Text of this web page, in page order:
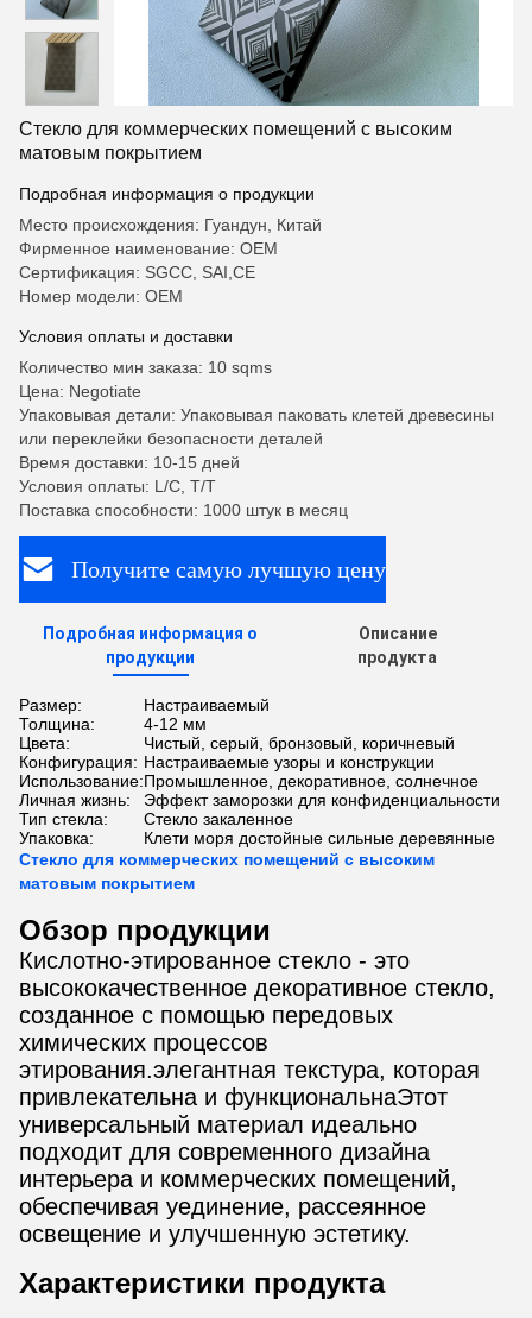
Стекло для коммерческих помещений с высоким
матовым покрытием
Подробная информация о продукции
Место происхождения: Гуандун, Китай
Фирменное наименование: OEM
Сертификация: SGCC, SAI,CE
Номер модели: OEM
Условия оплаты и доставки
Количество мин заказа: 10 sqms
Цена: Negotiate
Упаковывая детали: Упаковывая паковать клетей древесины
или переклейки безопасности деталей
Время доставки: 10-15 дней
Условия оплаты: L/C, T/T
Поставка способности: 1000 штук в месяц
Получите самую лучшую цену
Подробная информация о
продукции
Описание
продукта
Размер:
Настраиваемый
Толщина:
4-12 мм
Цвета:
Чистый, серый, бронзовый, коричневый
Конфигурация: Настраиваемые узоры и конструкции
Использование:Промышленное, декоративное, солнечное
Личная жизнь:
Эффект заморозки для конфиденциальности
Тип стекла:
Стекло закаленное
Упаковка:
Клети моря достойные сильные деревянные
Стекло для коммерческих помещений с высоким
матовым покрытием
Обзор продукции
Кислотно-этированное стекло - это
высококачественное декоративное стекло,
созданное с помощью передовых
химических процессов
этирования.элегантная текстура, которая
привлекательна и функциональнаЭтот
универсальный материал идеально
подходит для современного дизайна
интерьера и коммерческих помещений,
обеспечивая уединение, рассеянное
освещение и улучшенную эстетику.
Характеристики продукта